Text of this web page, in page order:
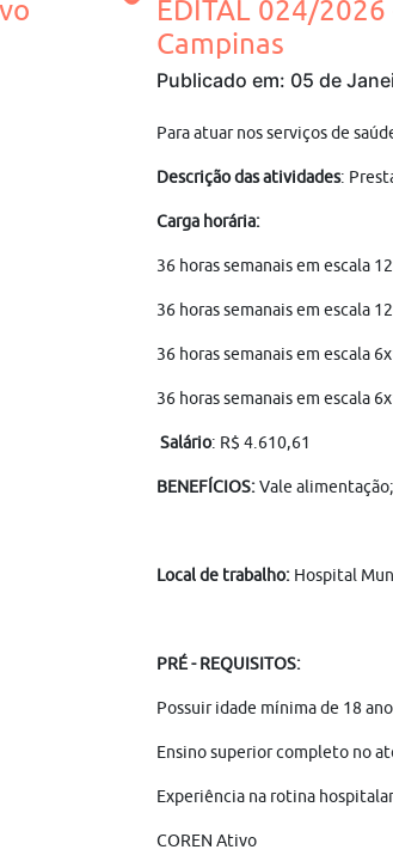
EDITAL 024/2026
Campinas
Publicado em: 05 de
Para atuar nos serviços de
Descrição das atividades:
Carga horária:
36 horas semanais em escala
36 horas semanais em escala
36 horas semanais em escala
36 horas semanais em escala
Salário: R$ 4.610,61
BENEFÍCIOS:Vale
Local de trabalho:Hospital
PRÉ - REQUISITOS:
Possuir idade mínima de 18
Ensino superior completo no
Experiência na rotina
COREN Ativo